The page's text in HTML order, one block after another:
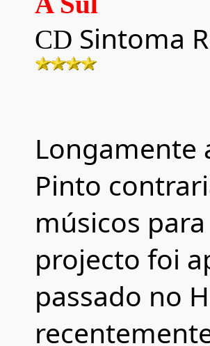
CD Sintoma
Longamente
Pinto
músicos
projecto foi
passado no